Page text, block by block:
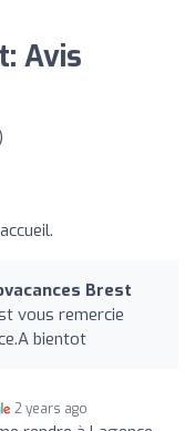
Avis
Brest
vous remercie
bientot
2 years ago